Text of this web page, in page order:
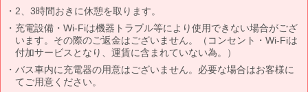
2、3時間おきに休憩を取ります。
充電設備・Wi-Fiは機器トラブル等により使用できない場合がござ
います。その際のご返金はございません。（コンセント・Wi-Fiは
付加サービスとなり、運賃に含まれていない為。）
バス車内に充電器の用意はございません。必要な場合はお客様に
てご用意ください。